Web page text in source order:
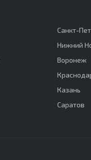
Санкт-
Нижний
Воронеж
Казань
Саратов